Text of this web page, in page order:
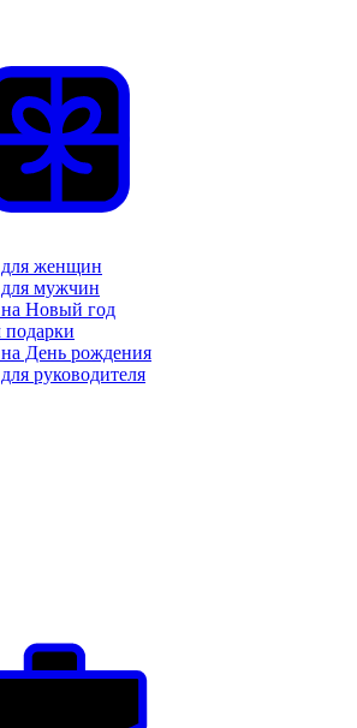
женщин
мужчин
Новый год
День рождения
руководителя